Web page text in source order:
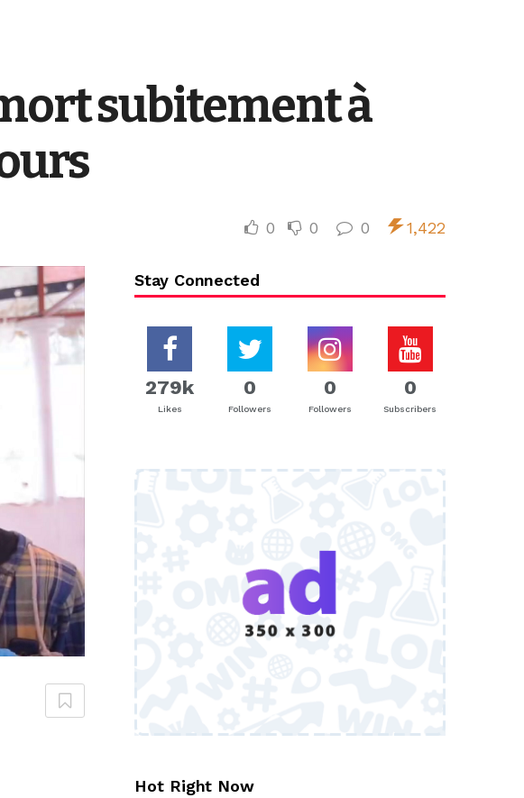
subitement à
0 0 0 1,422
Stay Connected
279k
Likes
0
Followers
0
Followers
0
Subscribers
Hot Right Now